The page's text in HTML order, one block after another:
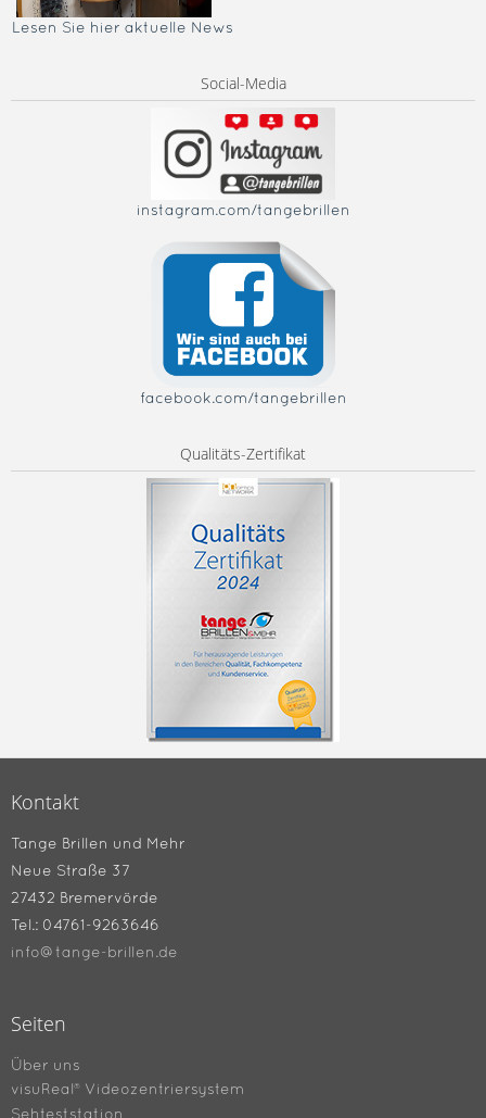
Lesen Sie hier aktuelle News
Social-Media
instagram.com/tangebrillen
facebook.com/tangebrillen
Qualitäts-Zertifikat
Kontakt
Tange Brillen und Mehr
Neue Straße 37
27432 Bremervörde
Tel.: 04761-9263646
info@tange-brillen.de
Seiten
Über uns
visuReal® Videozentriersystem
Sehteststation